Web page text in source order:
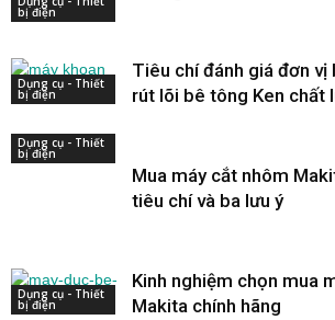
bị điện
Dụng cụ - Thiết
bị điện
Tiêu chí đánh giá đơn vị
rút lõi bê tông Ken chất
Dụng cụ - Thiết
bị điện
Mua máy cắt nhôm
tiêu chí và ba lưu ý
Dụng cụ - Thiết
bị điện
Kinh nghiệm chọn mua
Makita chính hãng